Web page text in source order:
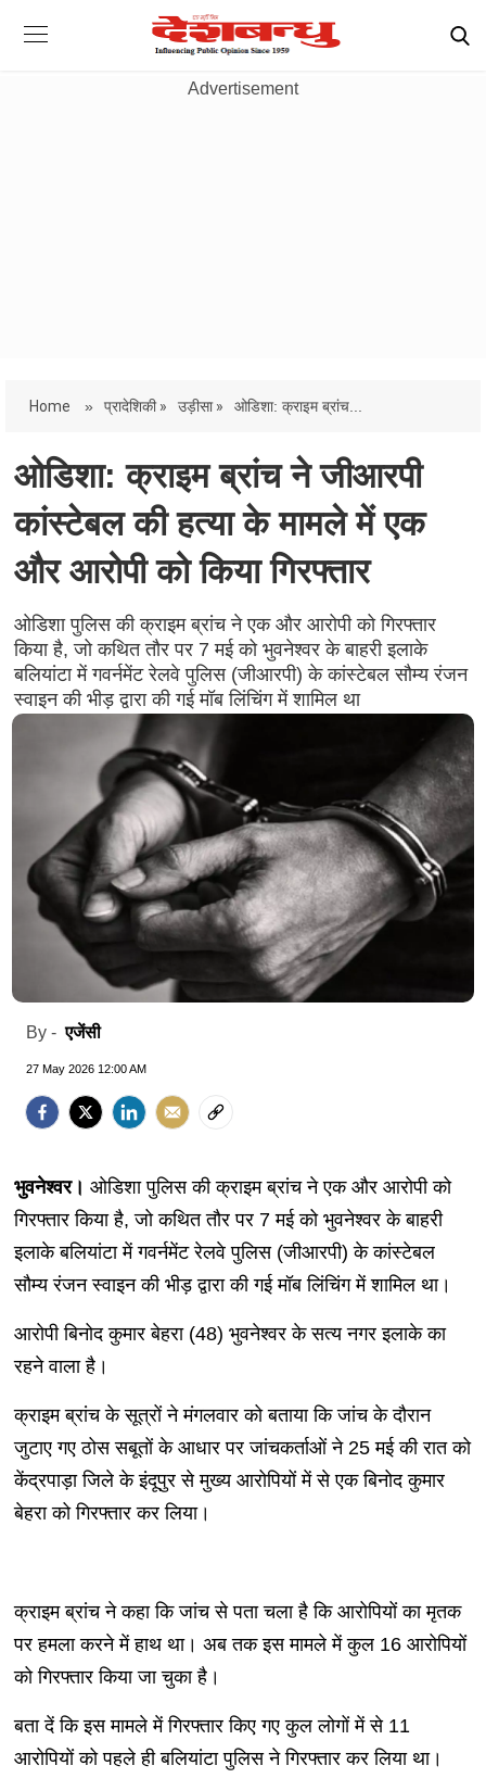
Advertisement
Home » प्रादेशिकी » उड़ीसा » ओडिशा: क्राइम ब्रांच...
ओडिशा: क्राइम ब्रांच ने जीआरपी
कांस्टेबल की हत्या के मामले में एक
और आरोपी को किया गिरफ्तार
ओडिशा पुलिस की क्राइम ब्रांच ने एक और आरोपी को गिरफ्तार
किया है, जो कथित तौर पर 7 मई को भुवनेश्वर के बाहरी इलाके
बलियांटा में गवर्नमेंट रेलवे पुलिस (जीआरपी) के कांस्टेबल सौम्य रंजन
स्वाइन की भीड़ द्वारा की गई मॉब लिंचिंग में शामिल था
By -एजेंसी
27 May 2026 12:00 AM
भुवनेश्वर। ओडिशा पुलिस की क्राइम ब्रांच ने एक और आरोपी को
गिरफ्तार किया है, जो कथित तौर पर 7 मई को भुवनेश्वर के बाहरी
इलाके बलियांटा में गवर्नमेंट रेलवे पुलिस (जीआरपी) के कांस्टेबल
सौम्य रंजन स्वाइन की भीड़ द्वारा की गई मॉब लिंचिंग में शामिल था।
आरोपी बिनोद कुमार बेहरा (48) भुवनेश्वर के सत्य नगर इलाके का
रहने वाला है।
क्राइम ब्रांच के सूत्रों ने मंगलवार को बताया कि जांच के दौरान
जुटाए गए ठोस सबूतों के आधार पर जांचकर्ताओं ने 25 मई की रात को
केंद्रपाड़ा जिले के इंदूपुर से मुख्य आरोपियों में से एक बिनोद कुमार
बेहरा को गिरफ्तार कर लिया।
क्राइम ब्रांच ने कहा कि जांच से पता चला है कि आरोपियों का मृतक
पर हमला करने में हाथ था। अब तक इस मामले में कुल 16 आरोपियों
को गिरफ्तार किया जा चुका है।
बता दें कि इस मामले में गिरफ्तार किए गए कुल लोगों में से 11
आरोपियों को पहले ही बलियांटा पुलिस ने गिरफ्तार कर लिया था।